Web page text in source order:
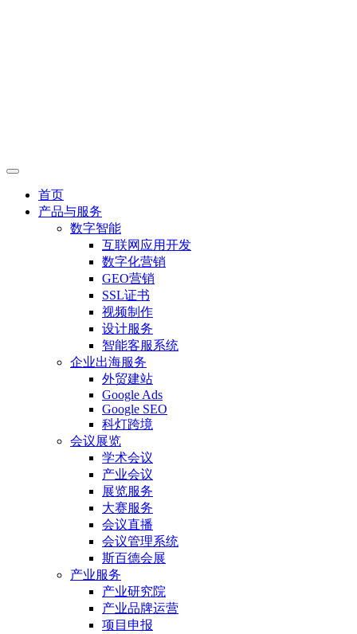
首页
产品与服务
数字智能
互联网应用开发
数字化营销
GEO营销
SSL证书
视频制作
设计服务
智能客服系统
企业出海服务
外贸建站
Google Ads
Google SEO
科灯跨境
会议展览
学术会议
产业会议
展览服务
大赛服务
会议直播
会议管理系统
斯百德会展
产业服务
产业研究院
产业品牌运营
项目申报